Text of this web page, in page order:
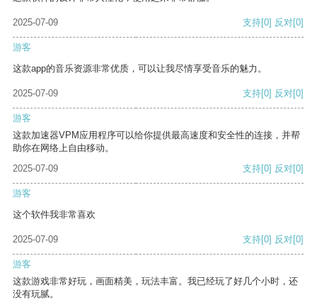
2025-07-09 支持[0] 反对[0]
游客
这款app的音乐资源非常优质，可以让我尽情享受音乐的魅力。
2025-07-09 支持[0] 反对[0]
游客
这款加速器VPM应用程序可以给你提供最高速度和安全性的连接，并帮
助你在网络上自由移动。
2025-07-09
支持[0] 反对[0]
游客
这个软件我非常喜欢
2025-07-09 支持[0] 反对[0]
游客
这款游戏非常好玩，画面精美，玩法丰富。我已经玩了好几个小时，还
没有玩腻。